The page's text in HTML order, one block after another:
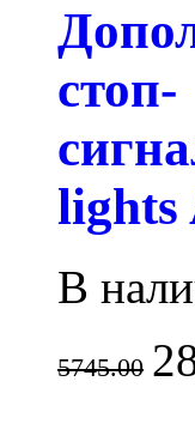
стоп-
lights
В
5745.00